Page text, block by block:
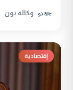
وكالة نون
إقتصادية